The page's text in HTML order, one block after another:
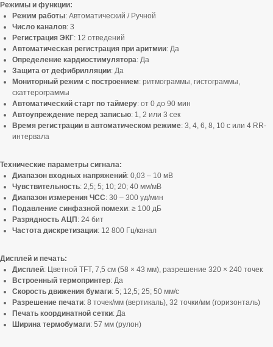
Режимы и функции:
Режим работы: Автоматический / Ручной
Число каналов: 3
Регистрация ЭКГ: 12 отведений
Автоматическая регистрация при аритмии: Да
Определение кардиостимулятора: Да
Защита от дефибрилляции: Да
Мониторный режим с построением: ритмограммы, гистограммы,
скаттерограммы
Автоматический старт по таймеру: от 0 до 90 мин
Автоупреждение перед записью: 1, 2 или 3 сек
Время регистрации в автоматическом режиме: 3, 4, 6, 8, 10 с или 4 RR-
интервала
Технические параметры сигнала:
Диапазон входных напряжений: 0,03 – 10 мВ
Чувствительность: 2,5; 5; 10; 20; 40 мм/мВ
Диапазон измерения ЧСС: 30 – 300 уд/мин
Подавление синфазной помехи: ≥ 100 дБ
Разрядность АЦП : 24 бит
Частота дискретизации: 12 800 Гц/канал
Дисплей и печать:
Дисплей: Цветной TFT, 7,5 см (58 × 43 мм), разрешение 320 × 240 точек
Встроенный термопринтер: Да
Скорость движения бумаги: 5; 12,5; 25; 50 мм/с
Разрешение печати: 8 точек/мм (вертикаль), 32 точки/мм (горизонталь)
Печать координатной сетки: Да
Ширина термобумаги: 57 мм (рулон)